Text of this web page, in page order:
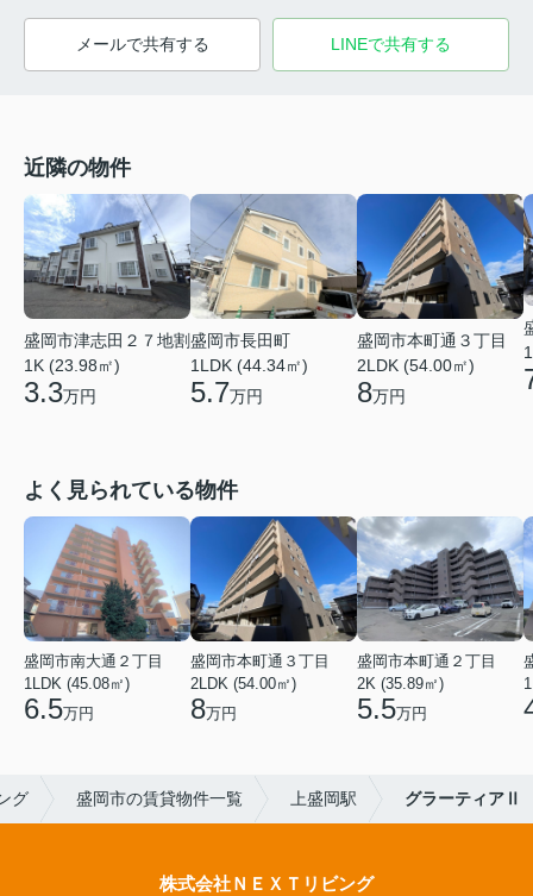
メールで共有する LINEで共有する
近隣の物件
盛岡市津志田２７地割
1K (23.98㎡)
3.3万円
盛岡市長田町
1LDK (44.34㎡)
5.7万円
盛岡市本町通３丁目
2LDK (54.00㎡)
8万円
よく見られている物件
盛岡市南大通２丁目
1LDK (45.08㎡)
6.5万円
盛岡市本町通３丁目
2LDK (54.00㎡)
8万円
盛岡市本町通２丁目
2K (35.89㎡)
5.5万円
グ 盛岡市の賃貸物件一覧 上盛岡駅 グラーティアⅡ
株式会社ＮＥＸＴリビング